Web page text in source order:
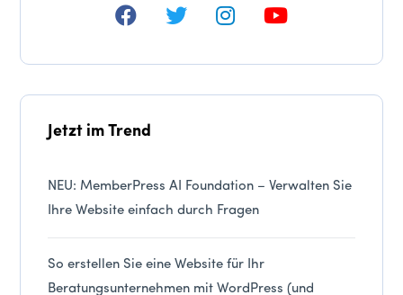
Jetzt im Trend
NEU: MemberPress AI Foundation – Verwalten Sie
Ihre Website einfach durch Fragen
So erstellen Sie eine Website für Ihr
Beratungsunternehmen mit WordPress (und